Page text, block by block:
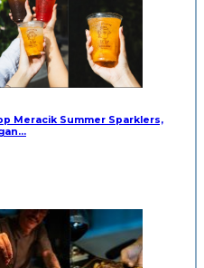
Meracik Summer Sparklers,